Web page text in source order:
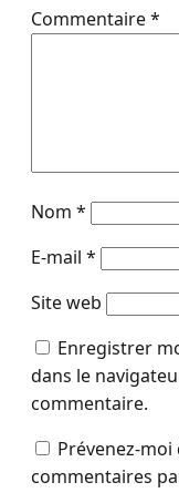
Commentaire*
Nom *
E-mail *
Site web
Enregistrer
dans le
commentaire.
Prévenez-
commentaires